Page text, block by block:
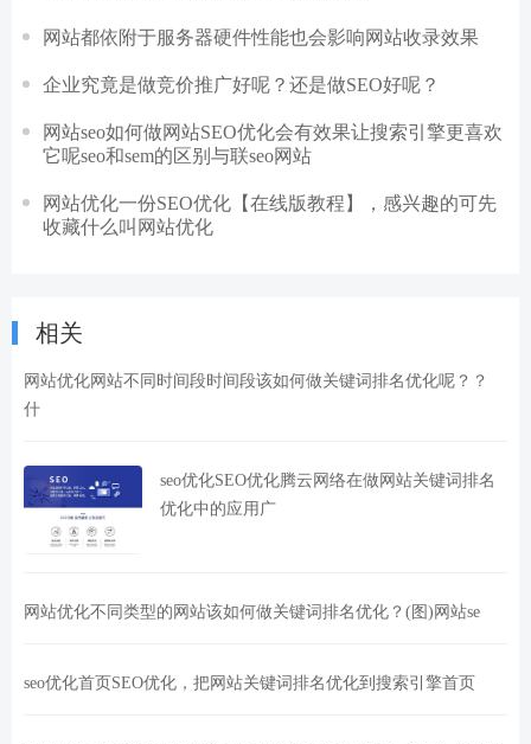
网站都依附于服务器硬件性能也会影响网站收录效果
企业究竟是做竞价推广好呢？还是做SEO好呢？
网站seo如何做网站SEO优化会有效果让搜索引擎更喜欢
它呢seo和sem的区别与联seo网站
网站优化一份SEO优化【在线版教程】，感兴趣的可先
收藏什么叫网站优化
相关
网站优化网站不同时间段时间段该如何做关键词排名优化呢？？
什
seo优化SEO优化腾云网络在做网站关键词排名
优化中的应用广
网站优化不同类型的网站该如何做关键词排名优化？(图)网站se
seo优化首页SEO优化，把网站关键词排名优化到搜索引擎首页